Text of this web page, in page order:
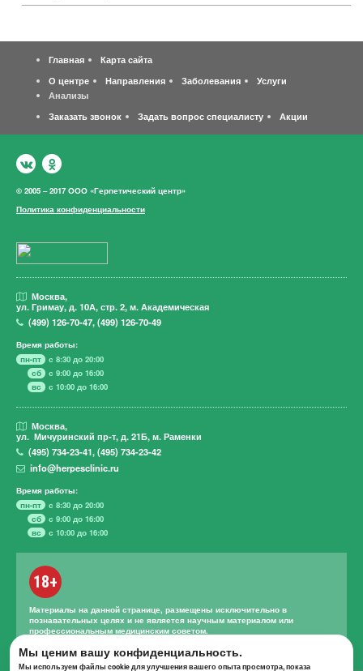
Главная
Карта сайта
О центре
Направления Заболевания
Услуги
Анализы
Заказать звонок
Задать вопрос специалисту Акции
© 2005 – 2017 ООО «Герпетический центр»
Политика конфиденциальности
Москва,
ул. Гримау, д. 10А, стр. 2, м. Академическая
(499)126-70-47,(499)126-70-49
Время работы:
пн-пт
с 8:30 до 20:00
сб
с 9:00 до 16:00
вс
с 10:00 до 16:00
Москва,
ул. Мичуринский пр-т, д. 21Б, м. Раменки
(495)734-23-41,(495)734-23-42
info@herpesclinic.ru
Время работы:
пн-пт
с 8:30 до 20:00
сб
с 9:00 до 16:00
вс
с 10:00 до 16:00
18+
Материалы на данной странице, размещены исключительно в
познавательных целях и не является научным материалом или
профессиональным медицинским советом.
Правильное лечение и назначение лекарственных средств может
проводиться только квалифицированным специалистом с учетом
Мы ценим вашу конфиденциальность.
Мы используем файлы cookie для улучшения вашего опыта просмотра, показа